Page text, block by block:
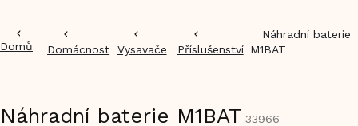
Domů Domácnost Vysavače Příslušenství
Náhradní baterie
M1BAT
Náhradní baterie M1BAT 33966